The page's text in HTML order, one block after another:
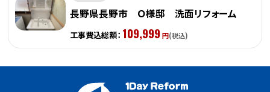
長野県長野市 Ｏ様邸 洗面リフォーム
工事費込総額： 109,999 円(税込)